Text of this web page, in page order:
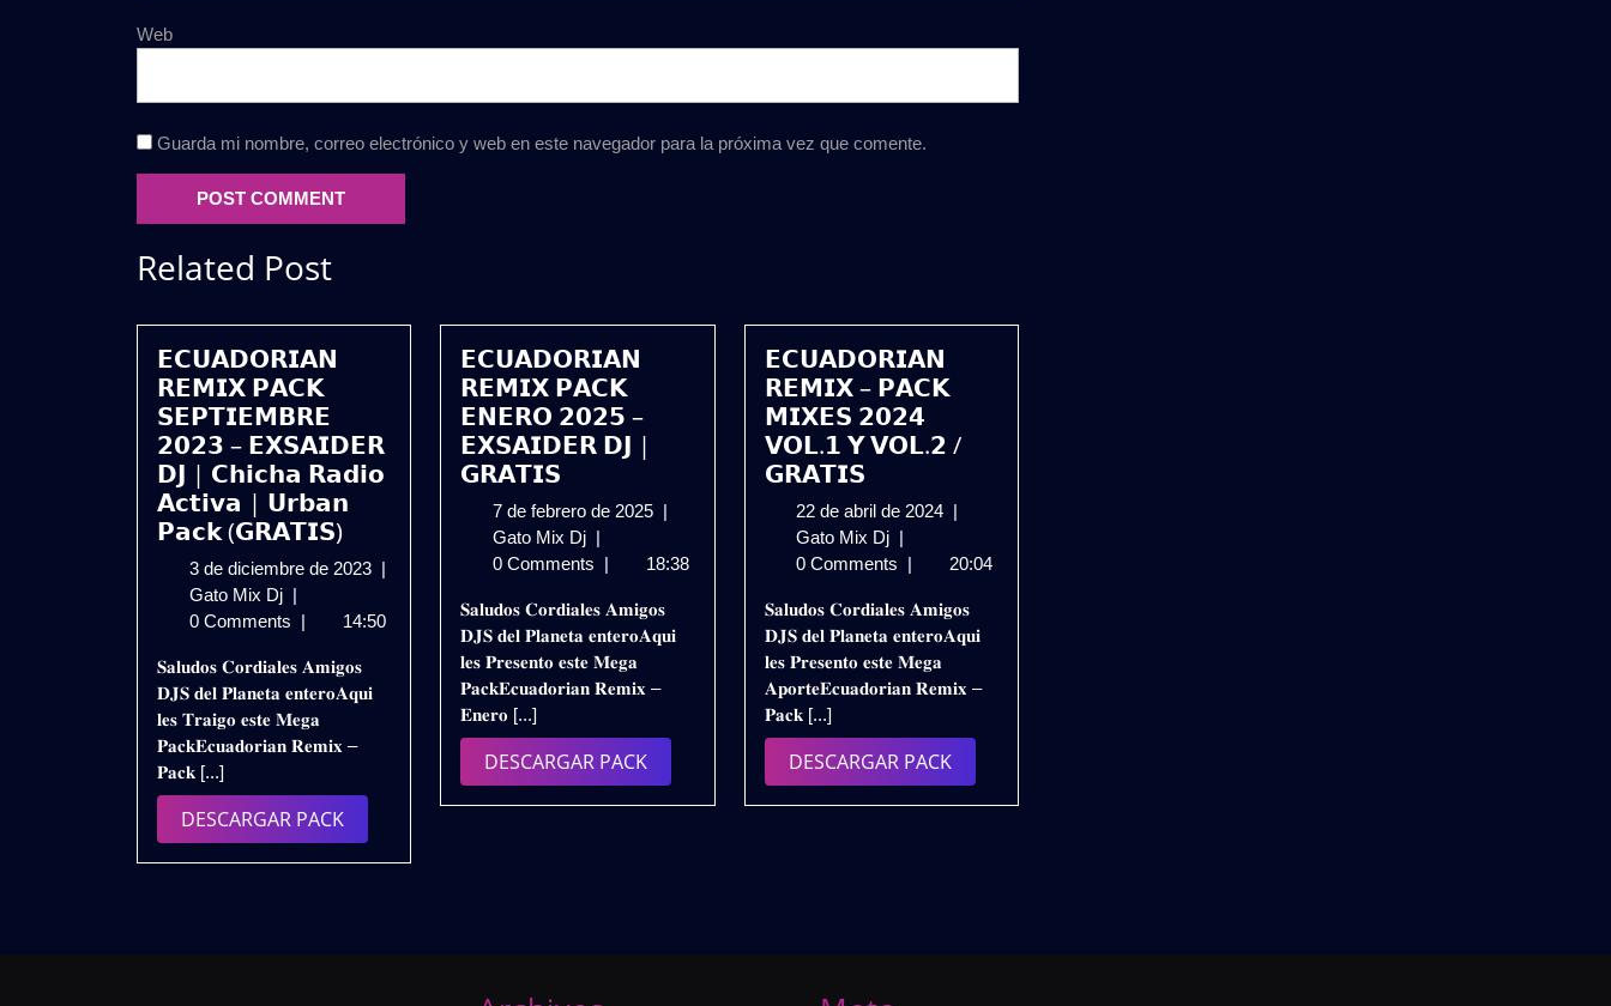
Web
Guarda mi nombre, correo electrónico y web en este navegador para la próxima vez que comente.
Related Post
𝗘𝗖𝗨𝗔𝗗𝗢𝗥𝗜𝗔𝗡
𝗥𝗘𝗠𝗜𝗫 𝗣𝗔𝗖𝗞
𝗦𝗘𝗣𝗧𝗜𝗘𝗠𝗕𝗥𝗘
𝟮𝟬𝟮𝟯 – 𝗘𝗫𝗦𝗔𝗜𝗗𝗘𝗥
𝗗𝗝 | 𝗖𝗵𝗶𝗰𝗵𝗮 𝗥𝗮𝗱𝗶𝗼
𝗔𝗰𝘁𝗶𝘃𝗮 | 𝗨𝗿𝗯𝗮𝗻
𝗣𝗮𝗰𝗸 (𝗚𝗥𝗔𝗧𝗜𝗦)
3 de diciembre de 2023 3
diciembre
|
Gato Mix Dj 𝗘𝗖𝗨𝗔𝗗𝗢𝗥𝗜𝗔𝗡
𝗥𝗘𝗠𝗜𝗫
𝗦𝗘𝗣𝗧𝗜𝗘𝗠𝗕𝗥𝗘
𝟮𝟬𝟮𝟯
–
𝗘𝗫𝗦𝗔𝗜𝗗𝗘𝗥
𝗖𝗵𝗶𝗰𝗵𝗮
|
0 Comments | 14:50
𝐒𝐚𝐥𝐮𝐝𝐨𝐬 𝐂𝐨𝐫𝐝𝐢𝐚𝐥𝐞𝐬 𝐀𝐦𝐢𝐠𝐨𝐬
𝐃𝐉𝐒 𝐝𝐞𝐥 𝐏𝐥𝐚𝐧𝐞𝐭𝐚 𝐞𝐧𝐭𝐞𝐫𝐨𝐀𝐪𝐮𝐢
𝐥𝐞𝐬 𝐓𝐫𝐚𝐢𝐠𝐨 𝐞𝐬𝐭𝐞 𝐌𝐞𝐠𝐚
𝐏𝐚𝐜𝐤𝐄𝐜𝐮𝐚𝐝𝐨𝐫𝐢𝐚𝐧 𝐑𝐞𝐦𝐢𝐱 –
𝐏𝐚𝐜𝐤 [...]
DESCARGAR PACKDESCARGAR
PACK
𝗘𝗖𝗨𝗔𝗗𝗢𝗥𝗜𝗔𝗡
𝗥𝗘𝗠𝗜𝗫 𝗣𝗔𝗖𝗞
𝗘𝗡𝗘𝗥𝗢 𝟮𝟬𝟮𝟱 –
𝗘𝗫𝗦𝗔𝗜𝗗𝗘𝗥 𝗗𝗝 |
𝗚𝗥𝗔𝗧𝗜𝗦
7 de febrero de 2025 7
febrero
2025
|
Gato Mix Dj 𝗘𝗖𝗨𝗔𝗗𝗢𝗥𝗜𝗔𝗡
𝗥𝗘𝗠𝗜𝗫
𝗘𝗡𝗘𝗥𝗢
𝟮𝟬𝟮𝟱
–
𝗘𝗫𝗦𝗔𝗜𝗗𝗘𝗥
𝗚𝗥𝗔𝗧𝗜𝗦
|
0 Comments | 18:38
𝐒𝐚𝐥𝐮𝐝𝐨𝐬 𝐂𝐨𝐫𝐝𝐢𝐚𝐥𝐞𝐬 𝐀𝐦𝐢𝐠𝐨𝐬
𝐃𝐉𝐒 𝐝𝐞𝐥 𝐏𝐥𝐚𝐧𝐞𝐭𝐚 𝐞𝐧𝐭𝐞𝐫𝐨𝐀𝐪𝐮𝐢
𝐥𝐞𝐬 𝐏𝐫𝐞𝐬𝐞𝐧𝐭𝐨 𝐞𝐬𝐭𝐞 𝐌𝐞𝐠𝐚
𝐏𝐚𝐜𝐤𝐄𝐜𝐮𝐚𝐝𝐨𝐫𝐢𝐚𝐧 𝐑𝐞𝐦𝐢𝐱 –
𝐄𝐧𝐞𝐫𝐨 [...]
DESCARGAR PACKDESCARGAR
PACK
𝗘𝗖𝗨𝗔𝗗𝗢𝗥𝗜𝗔𝗡
𝗥𝗘𝗠𝗜𝗫 – 𝗣𝗔𝗖𝗞
𝗠𝗜𝗫𝗘𝗦 𝟮𝟬𝟮𝟰
𝗩𝗢𝗟.𝟭 𝗬 𝗩𝗢𝗟.𝟮 /
𝗚𝗥𝗔𝗧𝗜𝗦
22 de abril de 2024 22
abril
2024
|
Gato Mix Dj 𝗘𝗖𝗨𝗔𝗗𝗢𝗥𝗜𝗔𝗡
𝗥𝗘𝗠𝗜𝗫
𝗣𝗔𝗖𝗞
𝗠𝗜𝗫𝗘𝗦
𝟮𝟬𝟮𝟰
𝗩𝗢𝗟.𝟭
/
|
0 Comments | 20:04
𝐒𝐚𝐥𝐮𝐝𝐨𝐬 𝐂𝐨𝐫𝐝𝐢𝐚𝐥𝐞𝐬 𝐀𝐦𝐢𝐠𝐨𝐬
𝐃𝐉𝐒 𝐝𝐞𝐥 𝐏𝐥𝐚𝐧𝐞𝐭𝐚 𝐞𝐧𝐭𝐞𝐫𝐨𝐀𝐪𝐮𝐢
𝐥𝐞𝐬 𝐏𝐫𝐞𝐬𝐞𝐧𝐭𝐨 𝐞𝐬𝐭𝐞 𝐌𝐞𝐠𝐚
𝐀𝐩𝐨𝐫𝐭𝐞𝐄𝐜𝐮𝐚𝐝𝐨𝐫𝐢𝐚𝐧 𝐑𝐞𝐦𝐢𝐱 –
𝐏𝐚𝐜𝐤 [...]
DESCARGAR PACKDESCARGAR
PACK